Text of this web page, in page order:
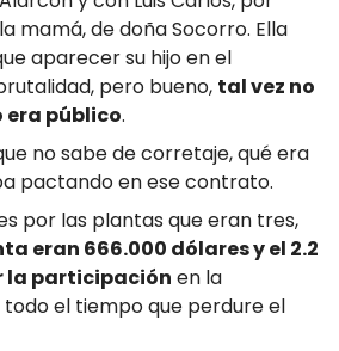
mamá, de doña Socorro. Ella
aparecer su hijo en el
pero bueno, tal vez no
era público.
no sabe de corretaje, qué era
pactando en ese contrato.
por las plantas que eran tres,
eran 666.000 dólares y el 2.2
la participación en la
el tiempo que perdure el